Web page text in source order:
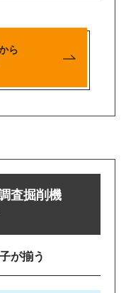
ら
査掘削機
が揃う